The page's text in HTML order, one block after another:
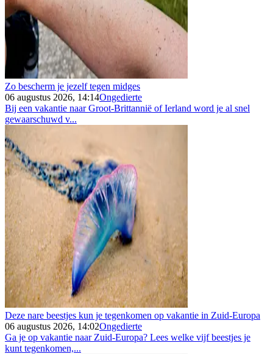
Zo bescherm je jezelf tegen midges
06 augustus 2026, 14:14Ongedierte
Bij een vakantie naar Groot-Brittannië of Ierland word je al snel
gewaarschuwd v...
Deze nare beestjes kun je tegenkomen op vakantie in Zuid-Europa
06 augustus 2026, 14:02Ongedierte
Ga je op vakantie naar Zuid-Europa? Lees welke vijf beestjes je
kunt tegenkomen,...